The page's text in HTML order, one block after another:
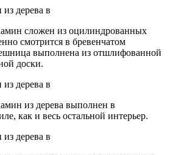
сложен из оцилиндрованных
смотрится в бревенчатом
выполнена из отшлифованной
доски.
из дерева выполнен в
как и весь остальной интерьер.